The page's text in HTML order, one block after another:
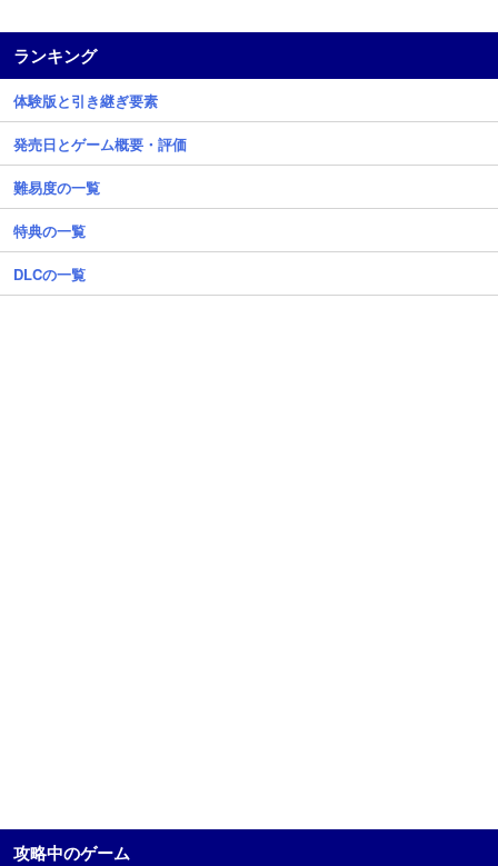
ランキング
体験版と引き継ぎ要素
発売日とゲーム概要・評価
難易度の一覧
特典の一覧
DLCの一覧
攻略中のゲーム